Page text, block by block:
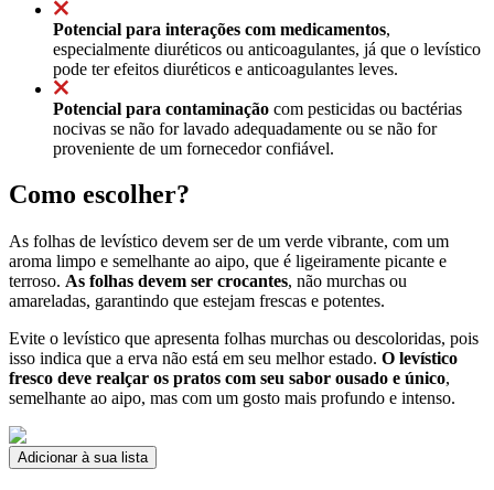
Potencial para interações com medicamentos,
especialmente diuréticos ou anticoagulantes, já que o levístico
pode ter efeitos diuréticos e anticoagulantes leves.
Potencial para contaminação com pesticidas ou bactérias
nocivas se não for lavado adequadamente ou se não for
proveniente de um fornecedor confiável.
Como escolher?
As folhas de levístico devem ser de um verde vibrante, com um
aroma limpo e semelhante ao aipo, que é ligeiramente picante e
terroso. As folhas devem ser crocantes, não murchas ou
amareladas, garantindo que estejam frescas e potentes.
Evite o levístico que apresenta folhas murchas ou descoloridas, pois
isso indica que a erva não está em seu melhor estado. O levístico
fresco deve realçar os pratos com seu sabor ousado e único,
semelhante ao aipo, mas com um gosto mais profundo e intenso.
Adicionar à sua lista